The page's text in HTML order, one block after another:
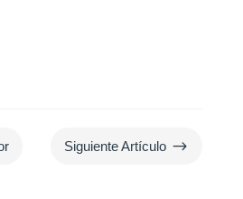
Siguiente Artículo $